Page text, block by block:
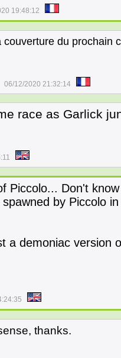
19:48:12
couverture du prochain
06/12/2020 21:32:14
race as Garlick
Piccolo... Don't
by Piccolo
a demoniac version
thanks.